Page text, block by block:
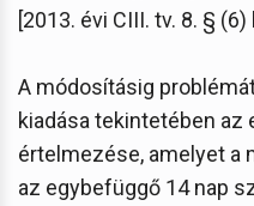
[2013. évi CIII. tv. 8. § (6)
A módosításig
kiadása tekintetében az
értelmezése, amelyet a
az egybefüggő 14 nap